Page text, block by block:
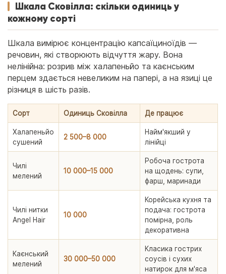
Шкала Сковілла: скільки одиниць у
кожному сорті
Шкала вимірює концентрацію капсаїциноїдів —
речовин, які створюють відчуття жару. Вона
нелінійна: розрив між халапеньйо та каєнським
перцем здається невеликим на папері, а на язиці це
різниця в шість разів.
Сорт Одиниць Сковілла Де працює
Халапеньйо
сушений
2 500–8 000
Найм'якший у
лінійці
Чилі
мелений
10 000–15 000
Робоча гострота
на щодень: супи,
фарш, маринади
Чилі нитки
Angel Hair
10 000
Корейська кухня та
подача: гострота
помірна, роль
декоративна
Каєнський
мелений
30 000–50 000
Класика гострих
соусів і сухих
натирок для м'яса